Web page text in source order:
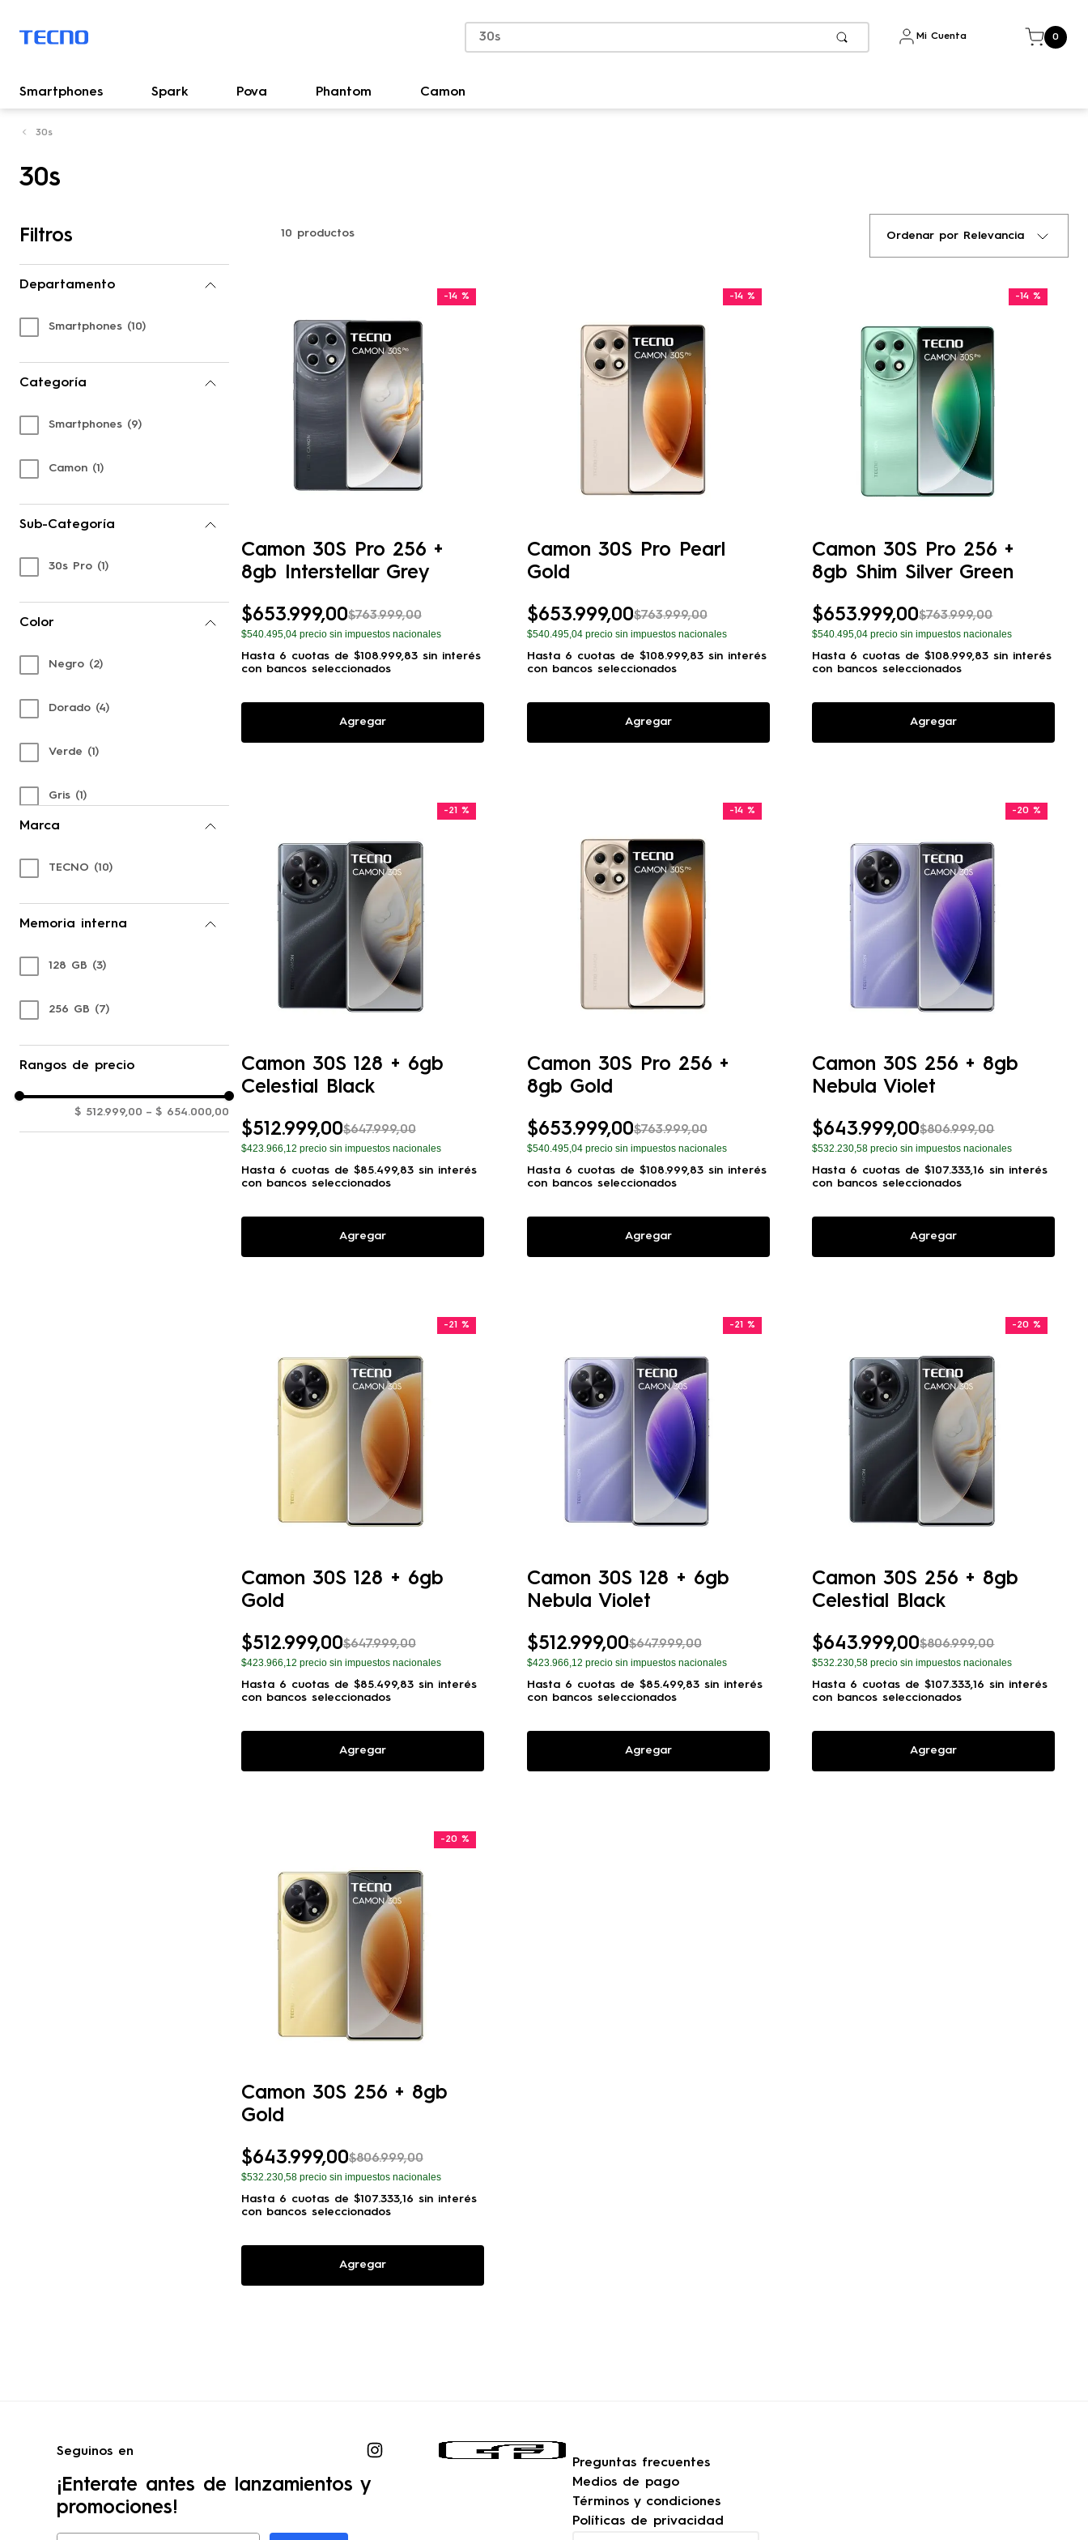
Mi Cuenta 0
Smartphones Spark Pova Phantom Camon
30s
30s
Filtros
Departamento
Smartphones (10)
Categoría
Smartphones (9)
Camon (1 )
Sub-Categoría
30s Pro (1 )
Color
Negro (2)
Dorado (4)
Verde (1 )
Gris (1 )
Marca
TECNO (10)
Memoria interna
128 GB (3)
256 GB (7)
Rangos de precio
$ 512.999,00 – $ 654.000,00
10 productos Ordenar por Relevancia
-14 %
Camon 30S Pro 256 +
8gb Interstellar Grey
$653.999,00$763.999,00
$540.495,04precio sin impuestos nacionales
Hasta 6 cuotas de $108.999,83sin interés
con bancos seleccionados
Agregar
-14 %
Camon 30S Pro Pearl
Gold
$653.999,00$763.999,00
$540.495,04precio sin impuestos nacionales
Hasta 6 cuotas de $108.999,83sin interés
con bancos seleccionados
Agregar
-14 %
Camon 30S Pro 256 +
8gb Shim Silver Green
$653.999,00$763.999,00
$540.495,04 precio sin impuestos nacionales
Hasta 6 cuotas de$108.999,83 sin interés
con bancos seleccionados
Agregar
-21 %
Camon 30S 128 + 6gb
Celestial Black
$512.999,00$647.999,00
$423.966,12 precio sin impuestos nacionales
Hasta 6 cuotas de $85.499, 83sin interés
con bancos seleccionados
Agregar
-14 %
Camon 30S Pro 256 +
8gb Gold
$653.999,00$763.999,00
$540.495,04precio sin impuestos nacionales
Hasta 6 cuotas de $108.999, 83sin interés
con bancos seleccionados
Agregar
-20 %
Camon 30S 256 + 8gb
Nebula Violet
$643.999,00$806.999,00
$532.230,58 precio sin impuestos nacionales
Hasta 6 cuotas de$107.333 ,16 sin interés
con bancos seleccionados
Agregar
-21 %
Camon 30S 128 + 6gb
Gold
$512.999,00$647.999,00
$423.966,12 precio sin impuestos nacionales
Hasta 6 cuotas de $85.499, 83sin interés
con bancos seleccionados
Agregar
-21 %
Camon 30S 128 + 6gb
Nebula Violet
$512.999,00$647.999,00
$423.966,12 precio sin impuestos nacionales
Hasta 6 cuotas de $85.499, 83sin interés
con bancos seleccionados
Agregar
-20 %
Camon 30S 256 + 8gb
Celestial Black
$643.999,00$806.999,00
$532.230,58 precio sin impuestos nacionales
Hasta 6 cuotas de$107.333 ,16 sin interés
con bancos seleccionados
Agregar
-20 %
Camon 30S 256 + 8gb
Gold
$643.999,00$806.999,00
$532.230,58precio sin impuestos nacionales
Hasta 6 cuotas de $107.333, 16 sin interés
con bancos seleccionados
Agregar
Seguinos en
¡Enterate antes de lanzamientos y
promociones!
Preguntas frecuentes
Medios de pago
Términos y condiciones
Políticas de privacidad